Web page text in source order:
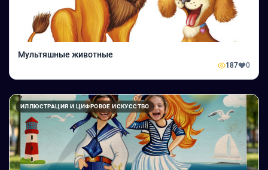
Мультяшные животные
187 0
ИЛЛЮСТРАЦИЯ И ЦИФРОВОЕ ИСКУССТВО